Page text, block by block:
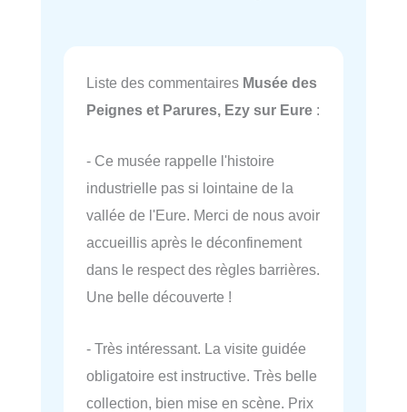
Liste des commentaires Musée des
Peignes et Parures, Ezy sur Eure :
- Ce musée rappelle l'histoire
industrielle pas si lointaine de la
vallée de l'Eure. Merci de nous avoir
accueillis après le déconfinement
dans le respect des règles barrières.
Une belle découverte !
- Très intéressant. La visite guidée
obligatoire est instructive. Très belle
collection, bien mise en scène. Prix